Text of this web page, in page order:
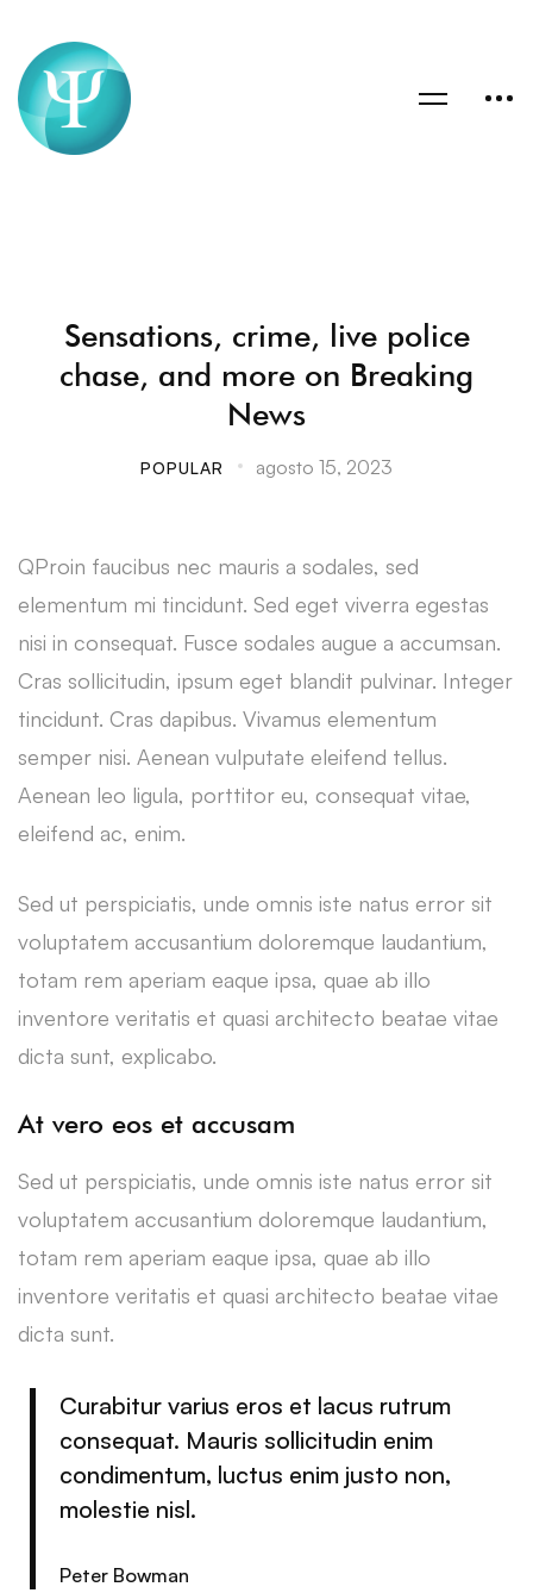
Sensations, crime, live police
chase, and more on Breaking
News
POPULAR agosto 15, 2023
QProin faucibus nec mauris a sodales, sed
elementum mi tincidunt. Sed eget viverra egestas
nisi in consequat. Fusce sodales augue a accumsan.
Cras sollicitudin, ipsum eget blandit pulvinar. Integer
tincidunt. Cras dapibus. Vivamus elementum
semper nisi. Aenean vulputate eleifend tellus.
Aenean leo ligula, porttitor eu, consequat vitae,
eleifend ac, enim.
Sed ut perspiciatis, unde omnis iste natus error sit
voluptatem accusantium doloremque laudantium,
totam rem aperiam eaque ipsa, quae ab illo
inventore veritatis et quasi architecto beatae vitae
dicta sunt, explicabo.
At vero eos et accusam
Sed ut perspiciatis, unde omnis iste natus error sit
voluptatem accusantium doloremque laudantium,
totam rem aperiam eaque ipsa, quae ab illo
inventore veritatis et quasi architecto beatae vitae
dicta sunt.
Curabitur varius eros et lacus rutrum
consequat. Mauris sollicitudin enim
condimentum, luctus enim justo non,
molestie nisl.
Peter Bowman